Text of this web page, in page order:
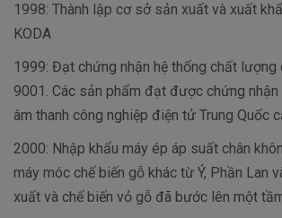
1998: Thành lập cơ sở sản xuất và xuất
KODA
1999: Đạt chứng nhận hệ thống chất lượng
9001. Các sản phẩm đạt được chứng nhận
âm thanh công nghiệp điện tử Trung Quốc
2000: Nhập khẩu máy ép áp suất chân
máy móc chế biến gỗ khác từ Ý, Phần Lan
xuất và chế biến vỏ gỗ đã bước lên một